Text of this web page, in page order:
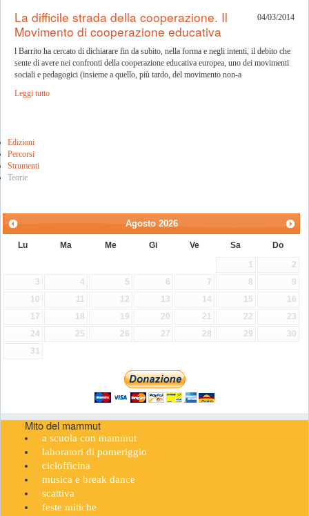
04/03/2014
La difficile strada della cooperazione. Il
Movimento di cooperazione educativa
l Barrito ha cercato di dichiarare fin da subito, nella forma e negli intenti, il debito che
sente di avere nei confronti della cooperazione educativa europea, uno dei movimenti
sociali e pedagogici (insieme a quello, più tardo, del movimento non-a
Leggi tutto
Edizioni
Percorsi
Strumenti
Teorie
Agosto 2026
Lu Ma Me Gi Ve Sa Do
1
2
3
4 5 6 7 8
9
10
11 12 13 14 15
16
17
18 19 20 21 22
23
24
25 26 27 28 29
30
31
Mito del mammut
a scuola con mammut
laboratori di pomeriggio
ciclofficina
musica e break dance
scattiva
feste mitiche